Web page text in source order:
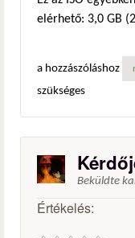
elérhető: 3,0 GB
a hozzászóláshoz
szükséges
Beküldte
Értékelés: